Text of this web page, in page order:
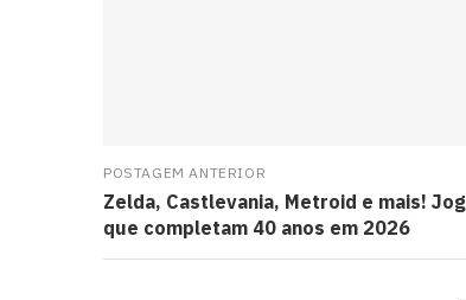
POSTAGEM ANTERIOR
Zelda, Castlevania, Metroid e mais!
que completam 40 anos em 2026